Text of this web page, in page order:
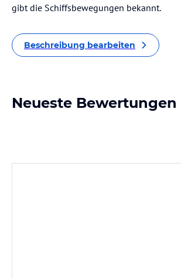
gibt die Schiffsbewegungen bekannt.
Beschreibung bearbeiten
Neueste Bewertungen